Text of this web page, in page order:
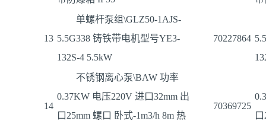
13
单螺杆泵组\GLZ50-1AJS-
5.5G338 铸铁带电机型号YE3-
132S-4 5.5kW
70227864
14
不锈钢离心泵\BAW 功率
0.37KW 电压220V 进口32mm 出
口25mm 螺口 卧式-1m3/h 8m 热
70369725